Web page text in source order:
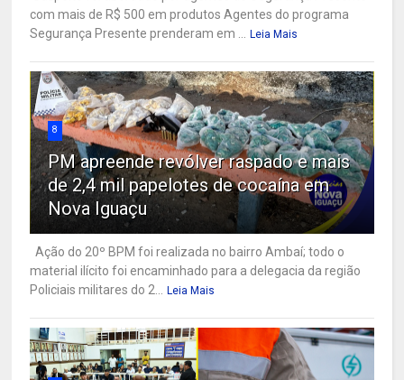
com mais de R$ 500 em produtos Agentes do programa
Segurança Presente prenderam em ...
Leia Mais
8
PM apreende revólver raspado e mais
de 2,4 mil papelotes de cocaína em
Nova Iguaçu
Ação do 20º BPM foi realizada no bairro Ambaí; todo o
material ilícito foi encaminhado para a delegacia da região
Policiais militares do 2...
Leia Mais